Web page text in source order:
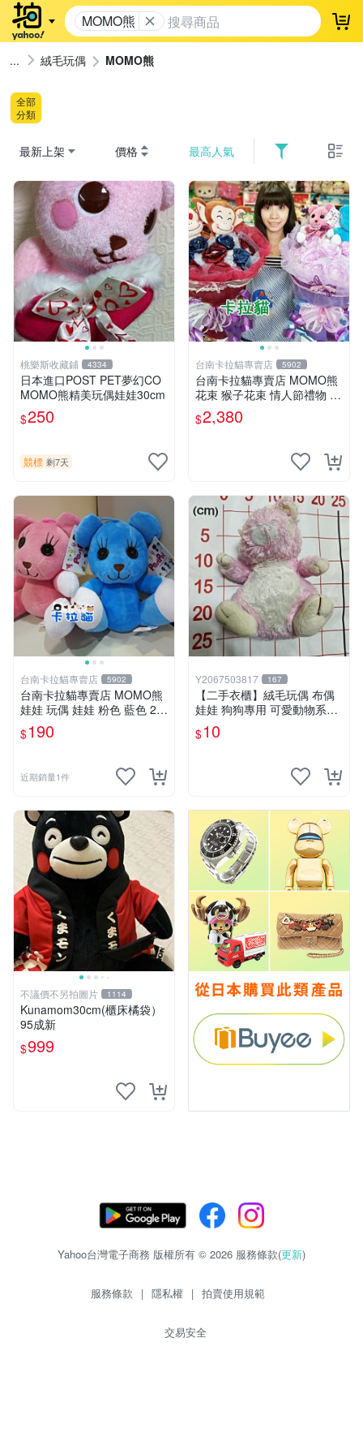
MOMO熊 登
絨毛玩偶 MOMO熊
全部
分類
最新上架 價格 最高人氣
桃樂斯收藏鋪 4334
日本進口POST PET夢幻CO
MOMO熊精美玩偶娃娃30cm
$250
競標 剩7天
台南卡拉貓專賣店 5902
台南卡拉貓專賣店 MOMO熊
花束 猴子花束 情人節禮物 二
選一 可繡字 可今天寄明天到
$2,380
台南卡拉貓專賣店 5902
台南卡拉貓專賣店 MOMO熊
娃娃 玩偶 娃娃 粉色 藍色 2色
分售
$190
近期銷量1件
Y2067503817 167
【二手衣櫃】絨毛玩偶 布偶
娃娃 狗狗專用 可愛動物系列
耐咬耐磨玩具 玩偶 粉紅熊寵
物玩具 1120929
$10
不議價不另拍圖片 1114
Kunamom30cm(櫃床橘袋）
95成新
$999
Yahoo台灣電子商務 版權所有 © 2026 服務條款(更新)
服務條款 | 隱私權 | 拍賣使用規範
交易安全